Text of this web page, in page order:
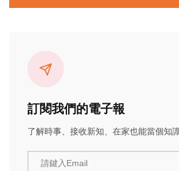
訂閱我們的電子報
了解時事、接收新知、在家也能當個知
請鍵入Email